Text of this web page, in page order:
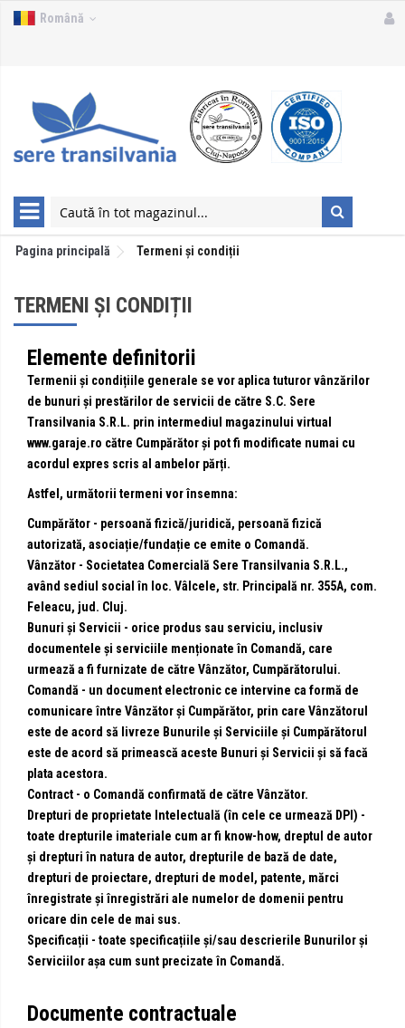
Română
Pagina principală Termeni și condiții
TERMENI ȘI CONDIȚII
Elemente definitorii
Termenii și condițiile generale se vor aplica tuturor vânzărilor
de bunuri și prestărilor de servicii de către S.C. Sere
Transilvania S.R.L. prin intermediul magazinului virtual
www.garaje.ro către Cumpărător și pot fi modificate numai cu
acordul expres scris al ambelor părți.
Astfel, următorii termeni vor însemna:
Cumpărător - persoană fizică/juridică, persoană fizică
autorizată, asociație/fundație ce emite o Comandă.
Vânzător - Societatea Comercială Sere Transilvania S.R.L.,
având sediul social în loc. Vâlcele, str. Principală nr. 355A, com.
Feleacu, jud. Cluj.
Bunuri și Servicii - orice produs sau serviciu, inclusiv
documentele și serviciile menționate în Comandă, care
urmează a fi furnizate de către Vânzător, Cumpărătorului.
Comandă - un document electronic ce intervine ca formă de
comunicare între Vânzător și Cumpărător, prin care Vânzătorul
este de acord să livreze Bunurile și Serviciile și Cumpărătorul
este de acord să primească aceste Bunuri și Servicii și să facă
plata acestora.
Contract - o Comandă confirmată de către Vânzător.
Drepturi de proprietate Intelectual ă (în cele ce urmează DPI) -
toate drepturile imateriale cum ar fi know-how, dreptul de autor
și drepturi în natura de autor, drepturile de bază de date,
drepturi de proiectare, drepturi de model, patente, mărci
înregistrate și înregistrări ale numelor de domenii pentru
oricare din cele de mai sus.
Specificații - toate specificațiile și/sau descrierile Bunurilor și
Serviciilor așa cum sunt precizate în Comandă.
Documente contractuale